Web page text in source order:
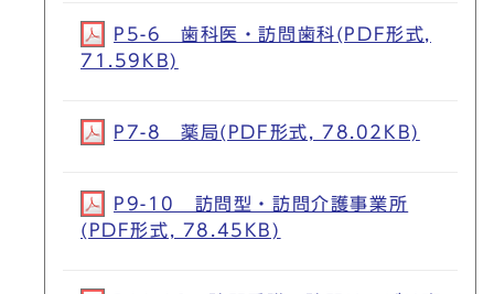
P5-6 歯科医・訪問歯科(PDF形式,
71.59KB)
P7-8 薬局(PDF形式, 78.02KB)
P9-10 訪問型・訪問介護事業所
(PDF形式, 78.45KB)